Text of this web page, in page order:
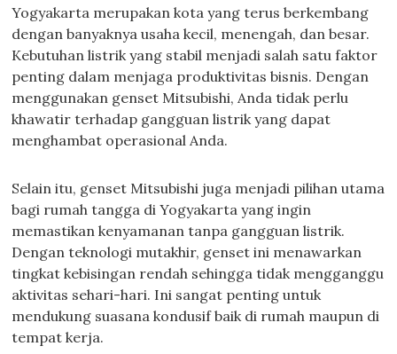
Yogyakarta merupakan kota yang terus berkembang
dengan banyaknya usaha kecil, menengah, dan besar.
Kebutuhan listrik yang stabil menjadi salah satu faktor
penting dalam menjaga produktivitas bisnis. Dengan
menggunakan genset Mitsubishi, Anda tidak perlu
khawatir terhadap gangguan listrik yang dapat
menghambat operasional Anda.
Selain itu, genset Mitsubishi juga menjadi pilihan utama
bagi rumah tangga di Yogyakarta yang ingin
memastikan kenyamanan tanpa gangguan listrik.
Dengan teknologi mutakhir, genset ini menawarkan
tingkat kebisingan rendah sehingga tidak mengganggu
aktivitas sehari-hari. Ini sangat penting untuk
mendukung suasana kondusif baik di rumah maupun di
tempat kerja.